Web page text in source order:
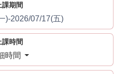
課期間
)-2026/07/17(五)
課時間
時間